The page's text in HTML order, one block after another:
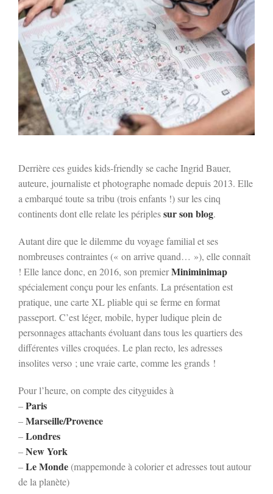
Derrière ces guides kids-friendly se cache Ingrid Bauer,
auteure, journaliste et photographe nomade depuis 2013. Elle
a embarqué toute sa tribu (trois enfants !) sur les cinq
continents dont elle relate les périplessur son blog.
Autant dire que le dilemme du voyage familial et ses
nombreuses contraintes (« on arrive quand… »), elle connaît
! Elle lance donc, en 2016, son premierMiniminimap
spécialement conçu pour les enfants. La présentation est
pratique, une carte XL pliable qui se ferme en format
passeport. C’est léger, mobile, hyper ludique plein de
personnages attachants évoluant dans tous les quartiers des
différentes villes croquées. Le plan recto, les adresses
insolites verso ; une vraie carte, comme les grands !
Pour l’heure, on compte des cityguides à
–Paris
–Marseille/Provence
–Londres
–New York
–Le Monde (mappemonde à colorier et adresses tout autour
de la planète)